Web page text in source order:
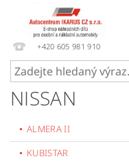
+420 605 981 910
NISSAN
ALMERA II
KUBISTAR